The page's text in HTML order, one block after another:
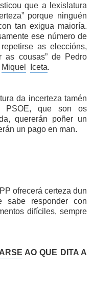
que a lexislatura
porque ninguén
tan exigua maioría.
ese número de
as eleccións,
as cousas” de Pedro
Miquel Iceta.
da incerteza tamén
PSOE, que son os
quererán poñer un
un pago en man.
ofrecerá certeza dun
sabe responder con
difíciles, sempre
AO QUE DITA A